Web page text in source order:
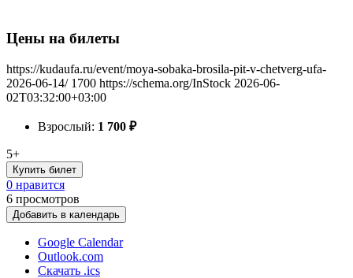
Цены на билеты
https://kudaufa.ru/event/moya-sobaka-brosila-pit-v-chetverg-ufa-
2026-06-14/ 1700 https://schema.org/InStock 2026-06-
02T03:32:00+03:00
Взрослый: 1 700 ₽
5+
Купить билет
0 нравится
6 просмотров
Добавить в календарь
Google Calendar
Outlook.com
Скачать .ics